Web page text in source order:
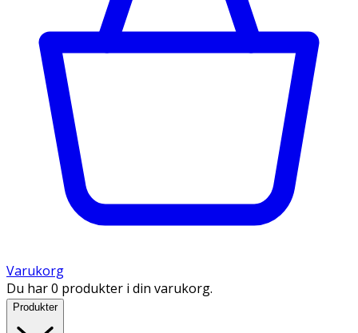
Varukorg
Du har 0 produkter i din varukorg.
Produkter